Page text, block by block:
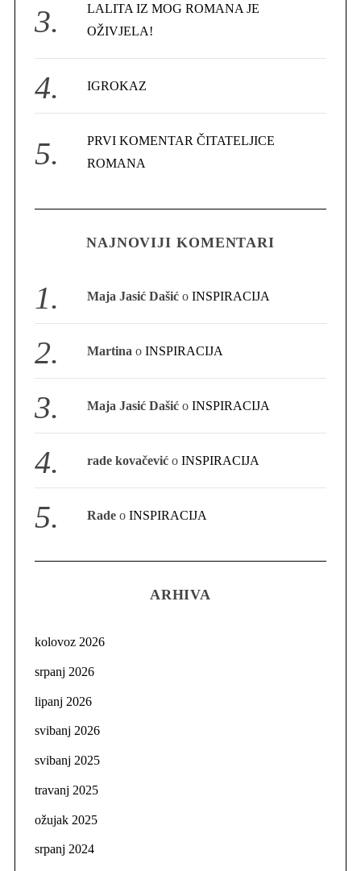
LALITA IZ MOG ROMANA JE
OŽIVJELA!
IGROKAZ
PRVI KOMENTAR ČITATELJICE
ROMANA
NAJNOVIJI KOMENTARI
Maja Jasić Dašić oINSPIRACIJA
Martina oINSPIRACIJA
Maja Jasić Dašić oINSPIRACIJA
rade kovačević oINSPIRACIJA
Rade oINSPIRACIJA
ARHIVA
kolovoz 2026
srpanj 2026
lipanj 2026
svibanj 2026
svibanj 2025
travanj 2025
ožujak 2025
srpanj 2024
e
a
c
h
o
r